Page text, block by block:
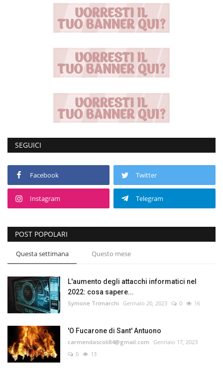
SEGUICI
Facebook Twitter
Instagram Telegram
POST POPOLARI
Questa settimana Questo mese
L'aumento degli attacchi informatici nel
2022: cosa sapere...
Symone Trimarchi Gennaio 20, 2023 0 16
'O Fucarone di Sant' Antuono
carmendascoli84@gmail.com
Gennaio 17, 2023
0
13